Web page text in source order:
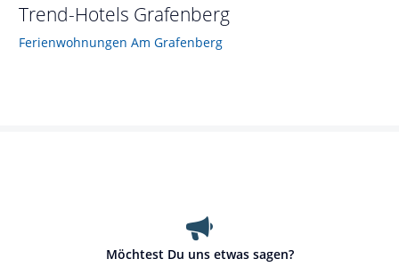
Trend-Hotels Grafenberg
Ferienwohnungen Am Grafenberg
Möchtest Du uns etwas sagen?